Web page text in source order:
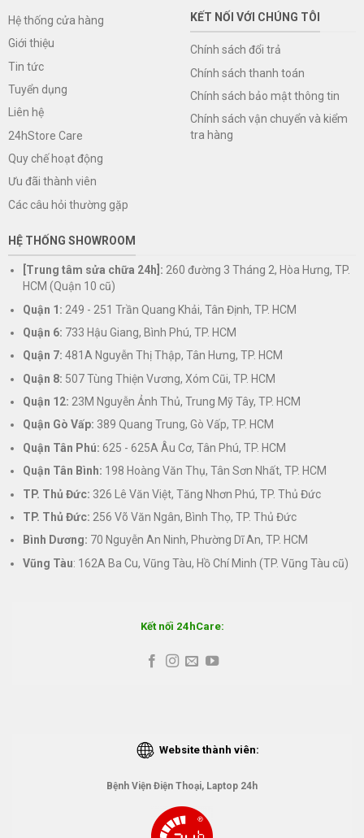
Hệ thống cửa hàng
Giới thiệu
Tin tức
Tuyển dụng
Liên hệ
24hStore Care
Quy chế hoạt động
Ưu đãi thành viên
Các câu hỏi thường gặp
KẾT NỐI VỚI CHÚNG TÔI
Chính sách đổi trả
Chính sách thanh toán
Chính sách bảo mật thông tin
Chính sách vận chuyển và kiểm
tra hàng
HỆ THỐNG SHOWROOM
[Trung tâm sửa chữa 24h]: 260 đường 3 Tháng 2, Hòa Hưng, TP.
HCM (Quận 10 cũ)
Quận 1: 249 - 251 Trần Quang Khải, Tân Định, TP. HCM
Quận 6: 733 Hậu Giang, Bình Phú, TP. HCM
Quận 7: 481A Nguyễn Thị Thập, Tân Hưng, TP. HCM
Quận 8: 507 Tùng Thiện Vương, Xóm Cũi, TP. HCM
Quận 12: 23M Nguyễn Ảnh Thủ, Trung Mỹ Tây, TP. HCM
Quận Gò Vấp: 389 Quang Trung, Gò Vấp, TP. HCM
Quận Tân Phú: 625 - 625A Âu Cơ, Tân Phú, TP. HCM
Quận Tân Bình: 198 Hoàng Văn Thụ, Tân Sơn Nhất, TP. HCM
TP. Thủ Đức: 326 Lê Văn Việt, Tăng Nhơn Phú, TP. Thủ Đức
TP. Thủ Đức: 256 Võ Văn Ngân, Bình Thọ, TP. Thủ Đức
Bình Dương: 70 Nguyễn An Ninh, Phường Dĩ An, TP. HCM
Vũng Tàu: 162A Ba Cu, Vũng Tàu, Hồ Chí Minh (TP. Vũng Tàu cũ)
Kết nối 24hCare:
Website thành viên:
Bệnh Viện Điện Thoại, Laptop 24h